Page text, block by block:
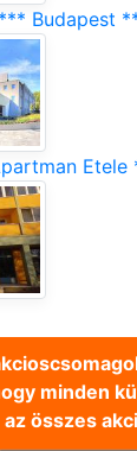
Budapest
Etele
minden
összes